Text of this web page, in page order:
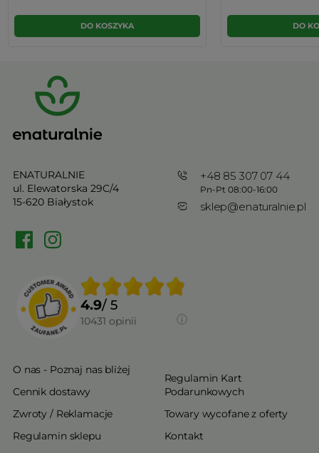
DO KOSZYKA DO
ENATURALNIE
ul. Elewatorska 29C/4
15-620 Białystok
+48 85 307 07 44
Pn-Pt 08:00-16:00
sklep@enaturalnie.pl
4.9/ 5
10431 opinii
O nas - Poznaj nas bliżej
Cennik dostawy
Zwroty / Reklamacje
Regulamin sklepu
Regulamin Kart
Podarunkowych
Towary wycofane z oferty
Kontakt